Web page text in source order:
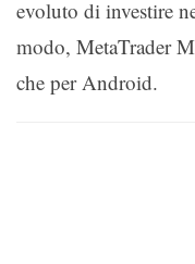
evoluto di investire
modo, MetaTrader
che per Android.